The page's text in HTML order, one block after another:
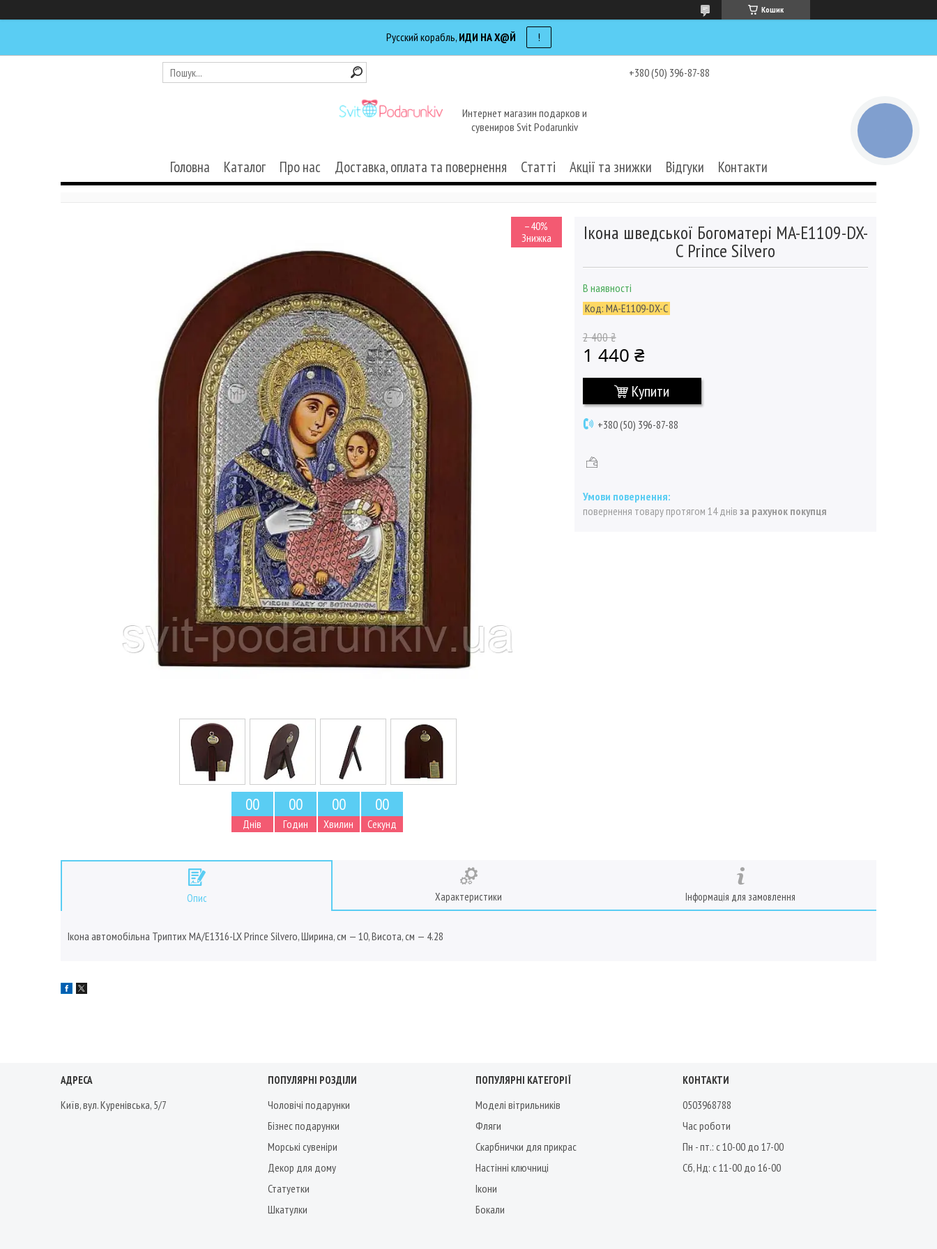
Кошик
Русский корабль, ИДИ НА Х@Й !
+380 (50) 396-87-88
Интернет магазин подарков и
сувениров Svit Podarunkiv
Головна Каталог Про нас Доставка, оплата та повернення Статті Акції та знижки Відгуки Контакти
–40%
00
Днів
00
Годин
00
Хвилин
00
Секунд
Ікона шведської Богоматері MA-E1109-DX-
C Prince Silvero
В наявності
Код: MA-E1109-DX-C
2 400 ₴
1 440 ₴
Купити
+380 (50) 396-87-88
повернення товару протягом 14 днів за рахунок покупця
Опис Характеристики Інформація для замовлення
Ікона автомобільна Триптих MA/E1316-LX Prince Silvero, Ширина, см — 10, Висота, см — 4.28
АДРЕСА
Київ, вул. Куренівська, 5/7
ПОПУЛЯРНІ РОЗДІЛИ
Чоловічі подарунки
Бізнес подарунки
Морські сувеніри
Декор для дому
Статуетки
Шкатулки
ПОПУЛЯРНІ КАТЕГОРІЇ
Моделі вітрильників
Фляги
Скарбнички для прикрас
Настінні ключниці
Ікони
Бокали
КОНТАКТИ
0503968788
Час роботи
Пн - пт.: с 10-00 до 17-00
Сб, Нд: с 11-00 до 16-00